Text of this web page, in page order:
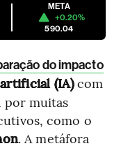
META
+0.20%
590.04
do impacto
(IA)com
por muitas
como o
. A metáfora